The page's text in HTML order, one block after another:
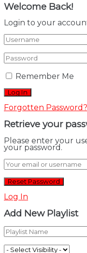
Welcome Back!
Login to your
Remember Me
Forgotten Password?
Retrieve your
Please enter your
your password.
Log In
Add New Playlist